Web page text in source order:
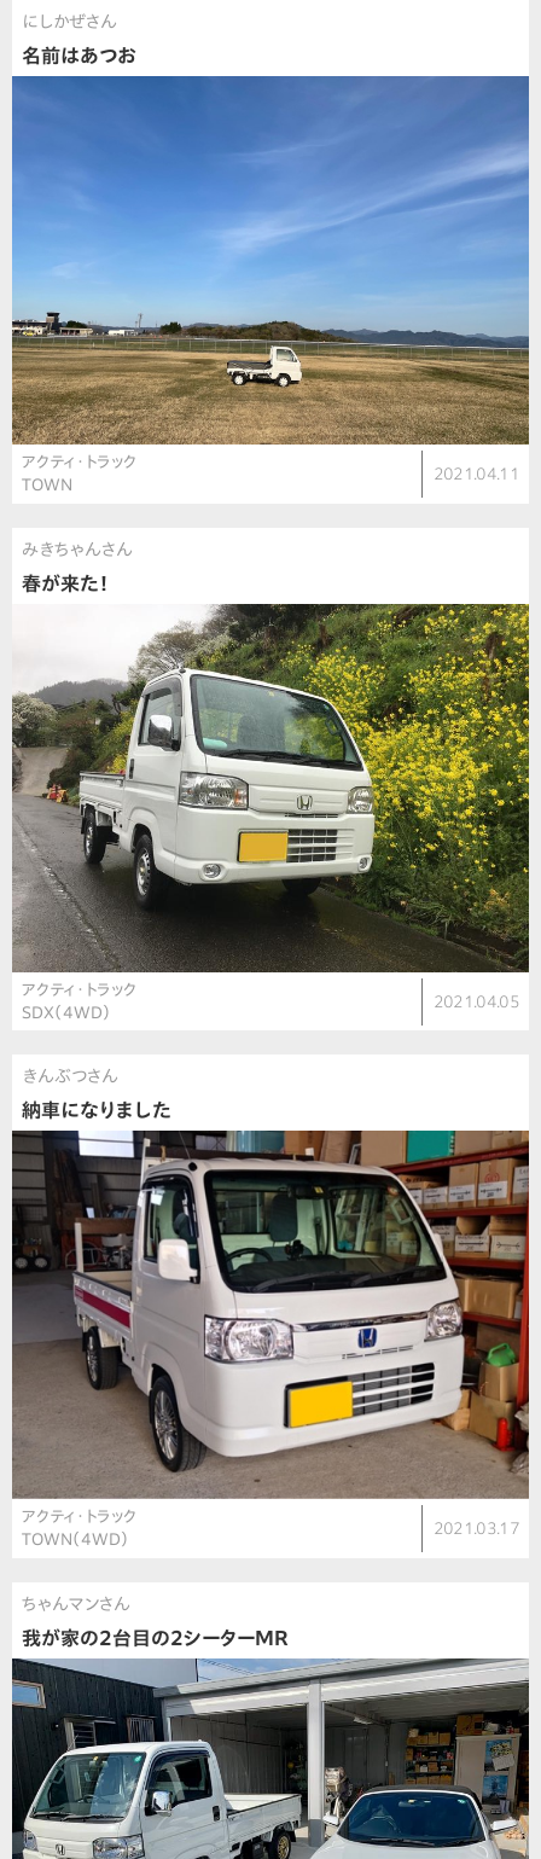
にしかぜさん
名前はあつお
アクティ・トラック
TOWN
2021.04.11
みきちゃんさん
春が来た！
アクティ・トラック
SDX（4WD）
2021.04.05
きんぶつさん
納車になりました
アクティ・トラック
TOWN（4WD）
2021.03.17
ちゃんマンさん
我が家の2台目の2シーターMR